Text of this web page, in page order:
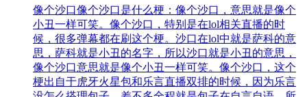
像个沙口像个沙口是什么梗：像个沙口，意思就是像个
小丑一样可笑。像个沙口，特别是在lol相关直播的时
候，很多弹幕都在刷这个梗。沙口在lol中就是萨科的意
思，萨科就是小丑的名字，所以沙口就是小丑的意思，
像个沙口意思就是像个小丑一样可笑。像个沙口，这个
梗出自于虎牙火星包和乐言直播双排的时候，因为乐言